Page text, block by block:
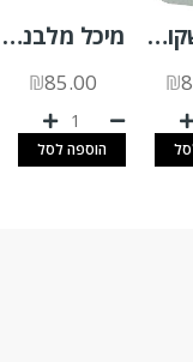
קערה שקופה SLR1000 +מכסה צמוד 200 יח'
₪
מיכל מלבני 1 ליטר (G) שקוף 200 יח'
₪85.00
הוספה לסל